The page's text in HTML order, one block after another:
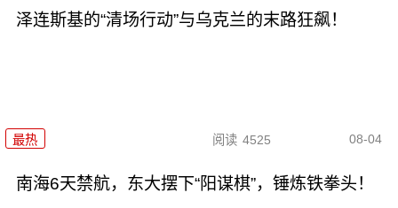
泽连斯基的“清场行动”与乌克兰的末路狂飙！
最热 阅读 4525 08-04
南海6天禁航，东大摆下“阳谋棋”，锤炼铁拳头！